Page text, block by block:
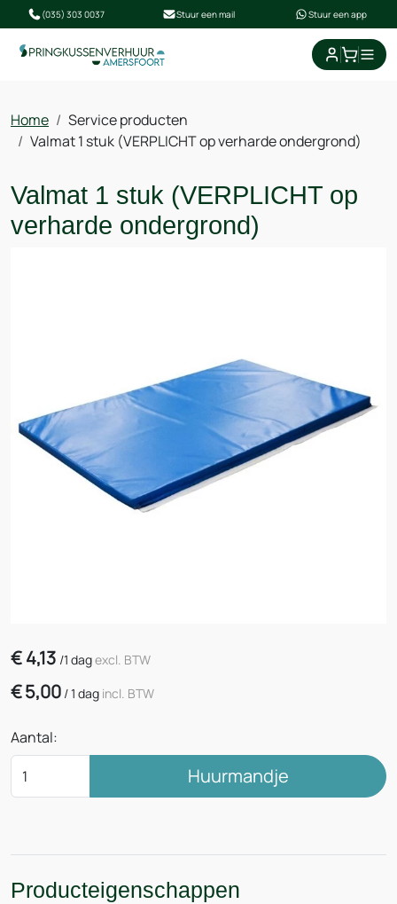
(035) 303 0037 Stuur een mail Stuur een app
Home
Service producten
Valmat 1 stuk (VERPLICHT op verharde ondergrond)
Valmat 1 stuk (VERPLICHT op
verharde ondergrond)
€4,13 /1 dagexcl. BTW
€5,00 /1 dag incl. BTW
Aantal:
Huurmandje
Producteigenschappen